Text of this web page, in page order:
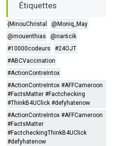
Étiquettes
{MinouChristal
@Moniq_May
@mouenthias
@nar6cik
#10000codeurs
#24OJT
#ABCVaccination
#ActionContreIntox
#ActionContreIntox #AFFCameroon
#FactsMatter #Factchecking
#ThinkB4UClick #defyhatenow
#ActionContreIntox #AFFCameroon
#FactsMatter
#FactcheckingThinkB4UClick
#defyhatenow